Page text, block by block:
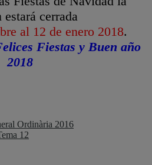
estará cerrada
al 12 de enero 2018.
Fiestas y Buen año
2018
Ordinària 2016
12